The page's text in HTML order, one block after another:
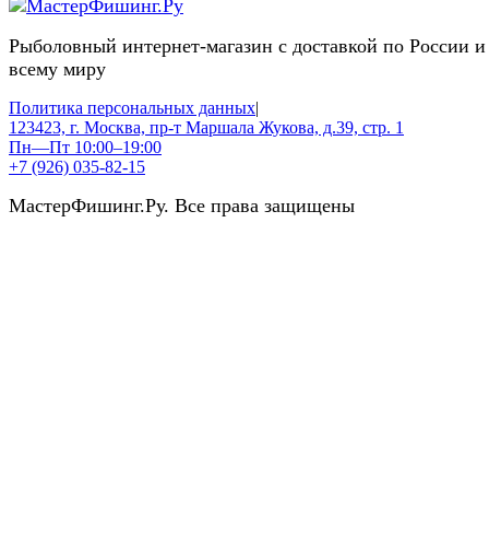
Рыболовный интернет-магазин с доставкой по России и
всему миру
Политика персональных данных|
123423, г. Москва, пр-т Маршала Жукова, д.39, стр. 1
Пн—Пт 10:00–19:00
+7 (926) 035-82-15
МастерФишинг.Ру. Все права защищены